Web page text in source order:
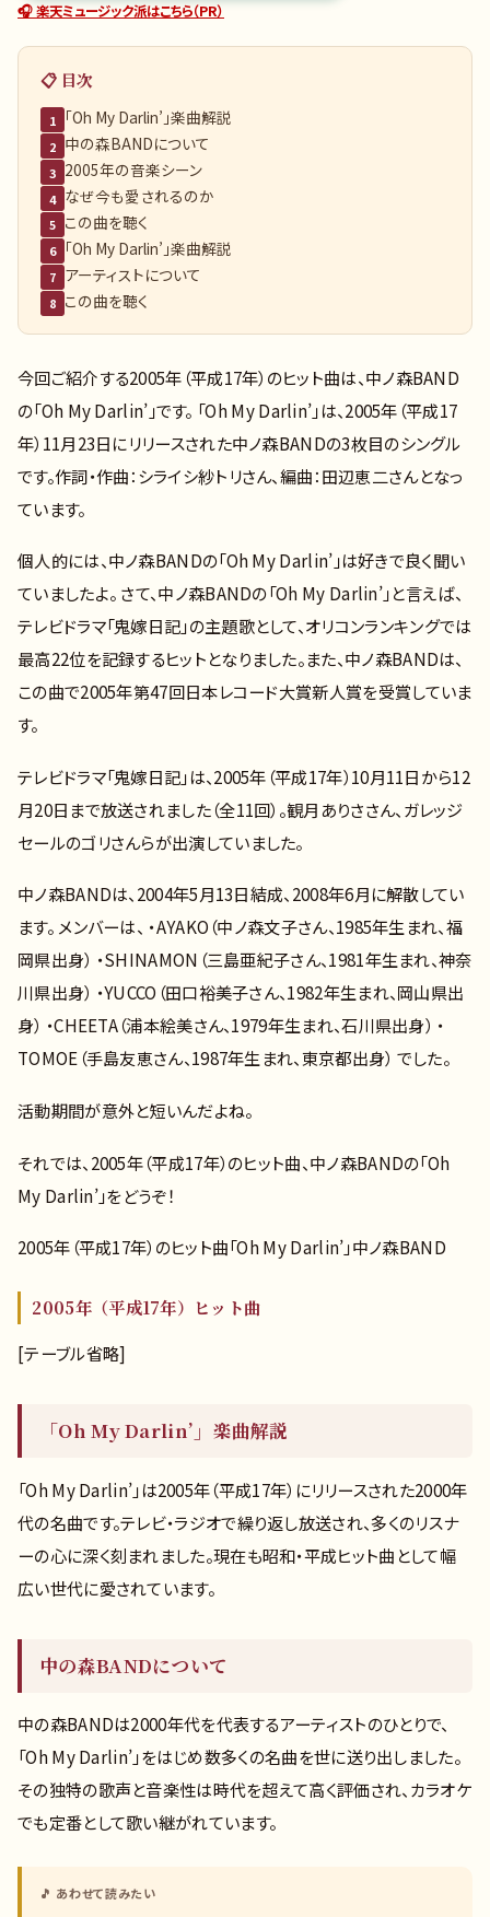
🎧 楽天ミュージック派はこちら（PR）
📋 目次
1 「Oh My Darlin’」楽曲解説
2 中の森BANDについて
3 2005年の音楽シーン
4 なぜ今も愛されるのか
5 この曲を聴く
6 「Oh My Darlin’」楽曲解説
7 アーティストについて
8 この曲を聴く
今回ご紹介する2005年（平成17年）のヒット曲は、中ノ森BAND
の「Oh My Darlin’」です。 「Oh My Darlin’」は、2005年（平成17
年）11月23日にリリースされた中ノ森BANDの3枚目のシングル
です。作詞・作曲：シライシ紗トリさん、編曲：田辺恵二さんとなっ
ています。
個人的には、中ノ森BANDの「Oh My Darlin’」は好きで良く聞い
ていましたよ。 さて、中ノ森BANDの「Oh My Darlin’」と言えば、
テレビドラマ「鬼嫁日記」の主題歌として、オリコンランキングでは
最高22位を記録するヒットとなりました。また、中ノ森BANDは、
この曲で2005年第47回日本レコード大賞新人賞を受賞していま
す。
テレビドラマ「鬼嫁日記」は、2005年（平成17年）10月11日から12
月20日まで放送されました（全11回）。観月ありささん、ガレッジ
セールのゴリさんらが出演していました。
中ノ森BANDは、2004年5月13日結成、2008年6月に解散してい
ます。 メンバーは、 ・AYAKO（中ノ森文子さん、1985年生まれ、福
岡県出身） ・SHINAMON（三島亜紀子さん、1981年生まれ、神奈
川県出身） ・YUCCO（田口裕美子さん、1982年生まれ、岡山県出
身） ・CHEETA（浦本絵美さん、1979年生まれ、石川県出身） ・
TOMOE（手島友恵さん、1987年生まれ、東京都出身） でした。
活動期間が意外と短いんだよね。
それでは、2005年（平成17年）のヒット曲、中ノ森BANDの「Oh
My Darlin’」をどうぞ！
2005年（平成17年）のヒット曲「Oh My Darlin’」中ノ森BAND
2005年（平成17年）ヒット曲
[テーブル省略]
「Oh My Darlin’」楽曲解説
「Oh My Darlin’」は2005年（平成17年）にリリースされた2000年
代の名曲です。テレビ・ラジオで繰り返し放送され、多くのリスナ
ーの心に深く刻まれました。現在も昭和・平成ヒット曲として幅
広い世代に愛されています。
中の森BANDについて
中の森BANDは2000年代を代表するアーティストのひとりで、
「Oh My Darlin’」をはじめ数多くの名曲を世に送り出しました。
その独特の歌声と音楽性は時代を超えて高く評価され、カラオケ
でも定番として歌い継がれています。
🎵 あわせて読みたい